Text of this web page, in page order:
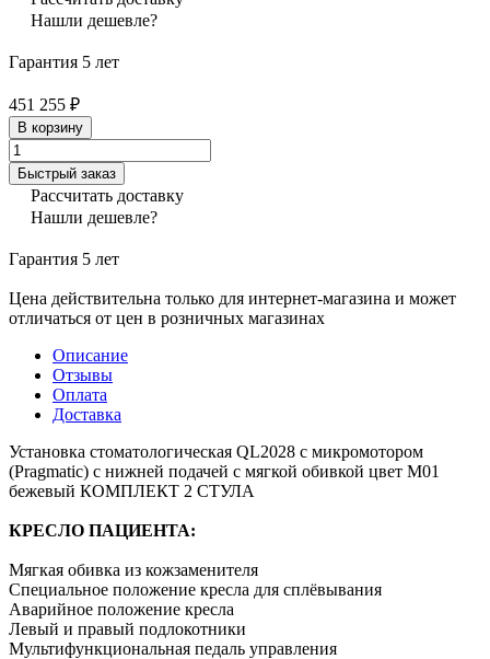
Нашли дешевле?
Гарантия 5 лет
451 255 ₽
В корзину
Быстрый заказ
Рассчитать доставку
Нашли дешевле?
Гарантия 5 лет
Цена действительна только для интернет-магазина и может
отличаться от цен в розничных магазинах
Описание
Отзывы
Оплата
Доставка
Установка стоматологическая QL2028 с микромотором
(Pragmatic) с нижней подачей с мягкой обивкой цвет М01
бежевый КОМПЛЕКТ 2 СТУЛА
КРЕСЛО ПАЦИЕНТА:
Мягкая обивка из кожзаменителя
Специальное положение кресла для сплёвывания
Аварийное положение кресла
Левый и правый подлокотники
Мультифункциональная педаль управления